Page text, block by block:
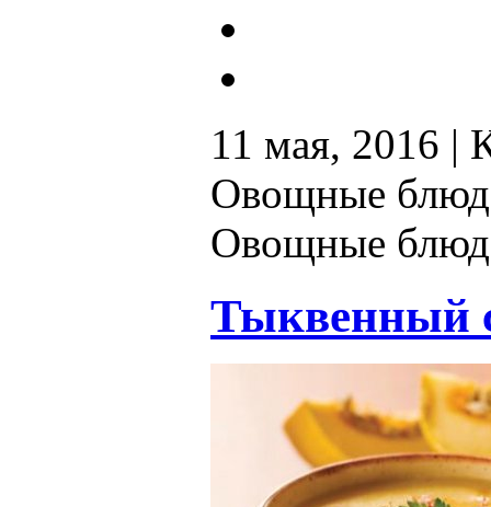
11 мая, 2016 |
Овощные
Овощные
Тыквенный